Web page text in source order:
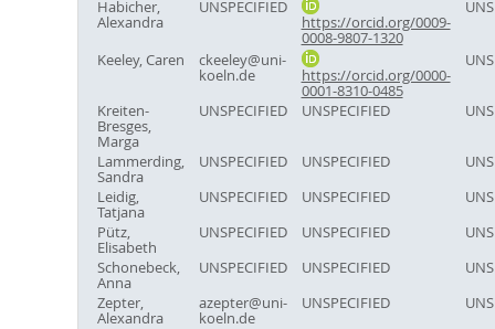
Habicher,
Alexandra
UNSPECIFIED
https://orcid.org/0009-
0008-9807-1320
Keeley, Caren ckeeley@uni-
koeln.de https://orcid.org/0000-
0001-8310-0485
Kreiten-
Bresges,
Marga
UNSPECIFIED UNSPECIFIED
Lammerding,
Sandra
UNSPECIFIED UNSPECIFIED
Leidig,
Tatjana
UNSPECIFIED UNSPECIFIED
Pütz,
Elisabeth
UNSPECIFIED UNSPECIFIED
Schonebeck,
Anna
UNSPECIFIED UNSPECIFIED
Zepter,
Alexandra
azepter@uni-
koeln.de
UNSPECIFIED